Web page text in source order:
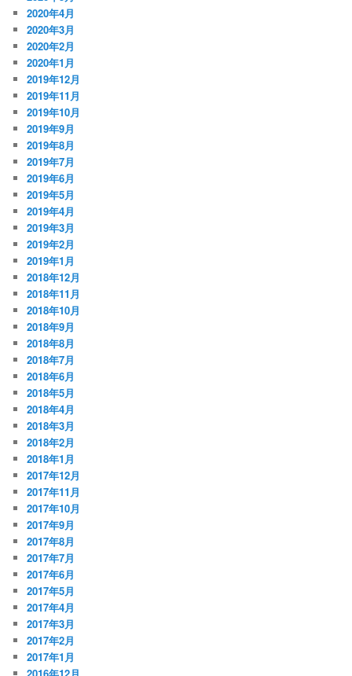
2020年4月
2020年3月
2020年2月
2020年1月
2019年12月
2019年11月
2019年10月
2019年9月
2019年8月
2019年7月
2019年6月
2019年5月
2019年4月
2019年3月
2019年2月
2019年1月
2018年12月
2018年11月
2018年10月
2018年9月
2018年8月
2018年7月
2018年6月
2018年5月
2018年4月
2018年3月
2018年2月
2018年1月
2017年12月
2017年11月
2017年10月
2017年9月
2017年8月
2017年7月
2017年6月
2017年5月
2017年4月
2017年3月
2017年2月
2017年1月